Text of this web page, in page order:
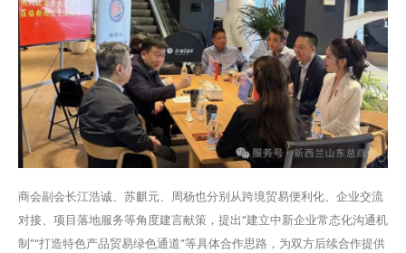
商会副会长江浩诚、苏麒元、周杨也分别从跨境贸易便利化、企业交流
对接、项目落地服务等角度建言献策，提出“建立中新企业常态化沟通机
制”“打造特色产品贸易绿色通道”等具体合作思路，为双方后续合作提供